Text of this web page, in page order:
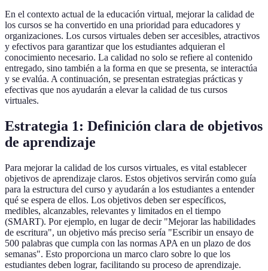
En el contexto actual de la educación virtual, mejorar la calidad de
los cursos se ha convertido en una prioridad para educadores y
organizaciones. Los cursos virtuales deben ser accesibles, atractivos
y efectivos para garantizar que los estudiantes adquieran el
conocimiento necesario. La calidad no solo se refiere al contenido
entregado, sino también a la forma en que se presenta, se interactúa
y se evalúa. A continuación, se presentan estrategias prácticas y
efectivas que nos ayudarán a elevar la calidad de tus cursos
virtuales.
Estrategia 1: Definición clara de objetivos
de aprendizaje
Para mejorar la calidad de los cursos virtuales, es vital establecer
objetivos de aprendizaje claros. Estos objetivos servirán como guía
para la estructura del curso y ayudarán a los estudiantes a entender
qué se espera de ellos. Los objetivos deben ser específicos,
medibles, alcanzables, relevantes y limitados en el tiempo
(SMART). Por ejemplo, en lugar de decir "Mejorar las habilidades
de escritura", un objetivo más preciso sería "Escribir un ensayo de
500 palabras que cumpla con las normas APA en un plazo de dos
semanas". Esto proporciona un marco claro sobre lo que los
estudiantes deben lograr, facilitando su proceso de aprendizaje.